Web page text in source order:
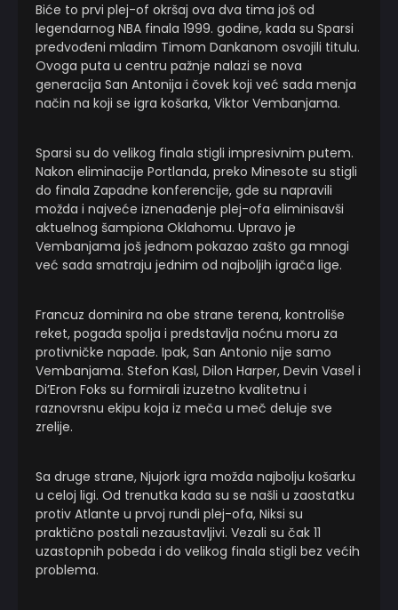
Biće to prvi plej-of okršaj ova dva tima još od
legendarnog NBA finala 1999. godine, kada su Sparsi
predvođeni mladim Timom Dankanom osvojili titulu.
Ovoga puta u centru pažnje nalazi se nova
generacija San Antonija i čovek koji već sada menja
način na koji se igra košarka, Viktor Vembanjama.
Sparsi su do velikog finala stigli impresivnim putem.
Nakon eliminacije Portlanda, preko Minesote su stigli
do finala Zapadne konferencije, gde su napravili
možda i najveće iznenađenje plej-ofa eliminisavši
aktuelnog šampiona Oklahomu. Upravo je
Vembanjama još jednom pokazao zašto ga mnogi
već sada smatraju jednim od najboljih igrača lige.
Francuz dominira na obe strane terena, kontroliše
reket, pogađa spolja i predstavlja noćnu moru za
protivničke napade. Ipak, San Antonio nije samo
Vembanjama. Stefon Kasl, Dilon Harper, Devin Vasel i
Di’Eron Foks su formirali izuzetno kvalitetnu i
raznovrsnu ekipu koja iz meča u meč deluje sve
zrelije.
Sa druge strane, Njujork igra možda najbolju košarku
u celoj ligi. Od trenutka kada su se našli u zaostatku
protiv Atlante u prvoj rundi plej-ofa, Niksi su
praktično postali nezaustavljivi. Vezali su čak 11
uzastopnih pobeda i do velikog finala stigli bez većih
problema.